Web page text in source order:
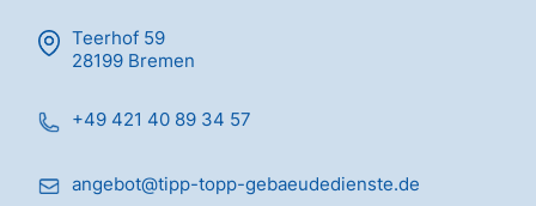
Teerhof 59
28199 Bremen
+49 421 40 89 34 57
angebot@tipp-topp-gebaeudedienste.de